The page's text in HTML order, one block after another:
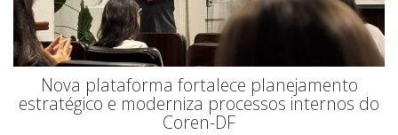
Nova plataforma fortalece planejamento
estratégico e moderniza processos internos do
Coren-DF